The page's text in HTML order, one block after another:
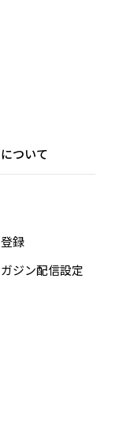
ついて
録
ジン配信設定